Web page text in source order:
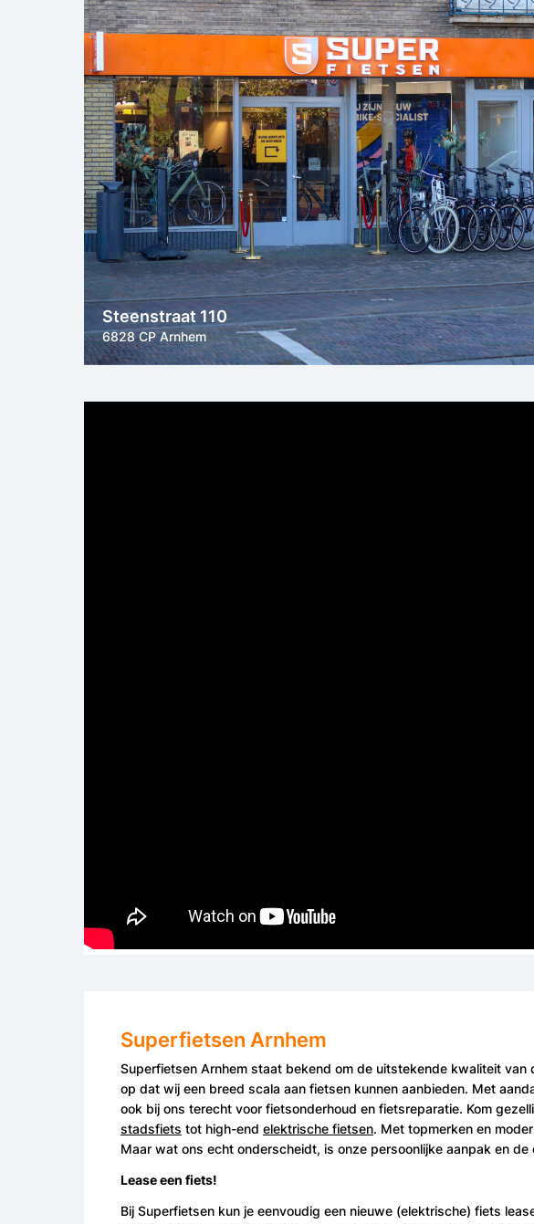
Steenstraat 110
6828 CP Arnhem
Superfietsen Arnhem
Superfietsen Arnhem staat bekend om de uitstekende kwaliteit
op dat wij een breed scala aan fietsen kunnen aanbieden. Met
ook bij ons terecht voor fietsonderhoud en fietsreparatie. Kom
stadsfiets tot high-end elektrische fietsen. Met topmerken en
Maar wat ons echt onderscheidt, is onze persoonlijke aanpak en
Lease een fiets!
Bij Superfietsen kun je eenvoudig een nieuwe (elektrische) fiets